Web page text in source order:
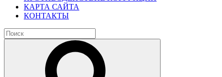
КАРТА САЙТА
КОНТАКТЫ